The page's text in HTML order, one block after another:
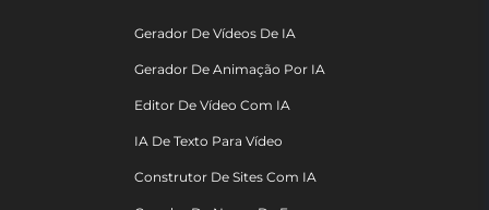
Gerador De Vídeos De IA
Gerador De Animação Por IA
Editor De Vídeo Com IA
IA De Texto Para Vídeo
Construtor De Sites Com IA